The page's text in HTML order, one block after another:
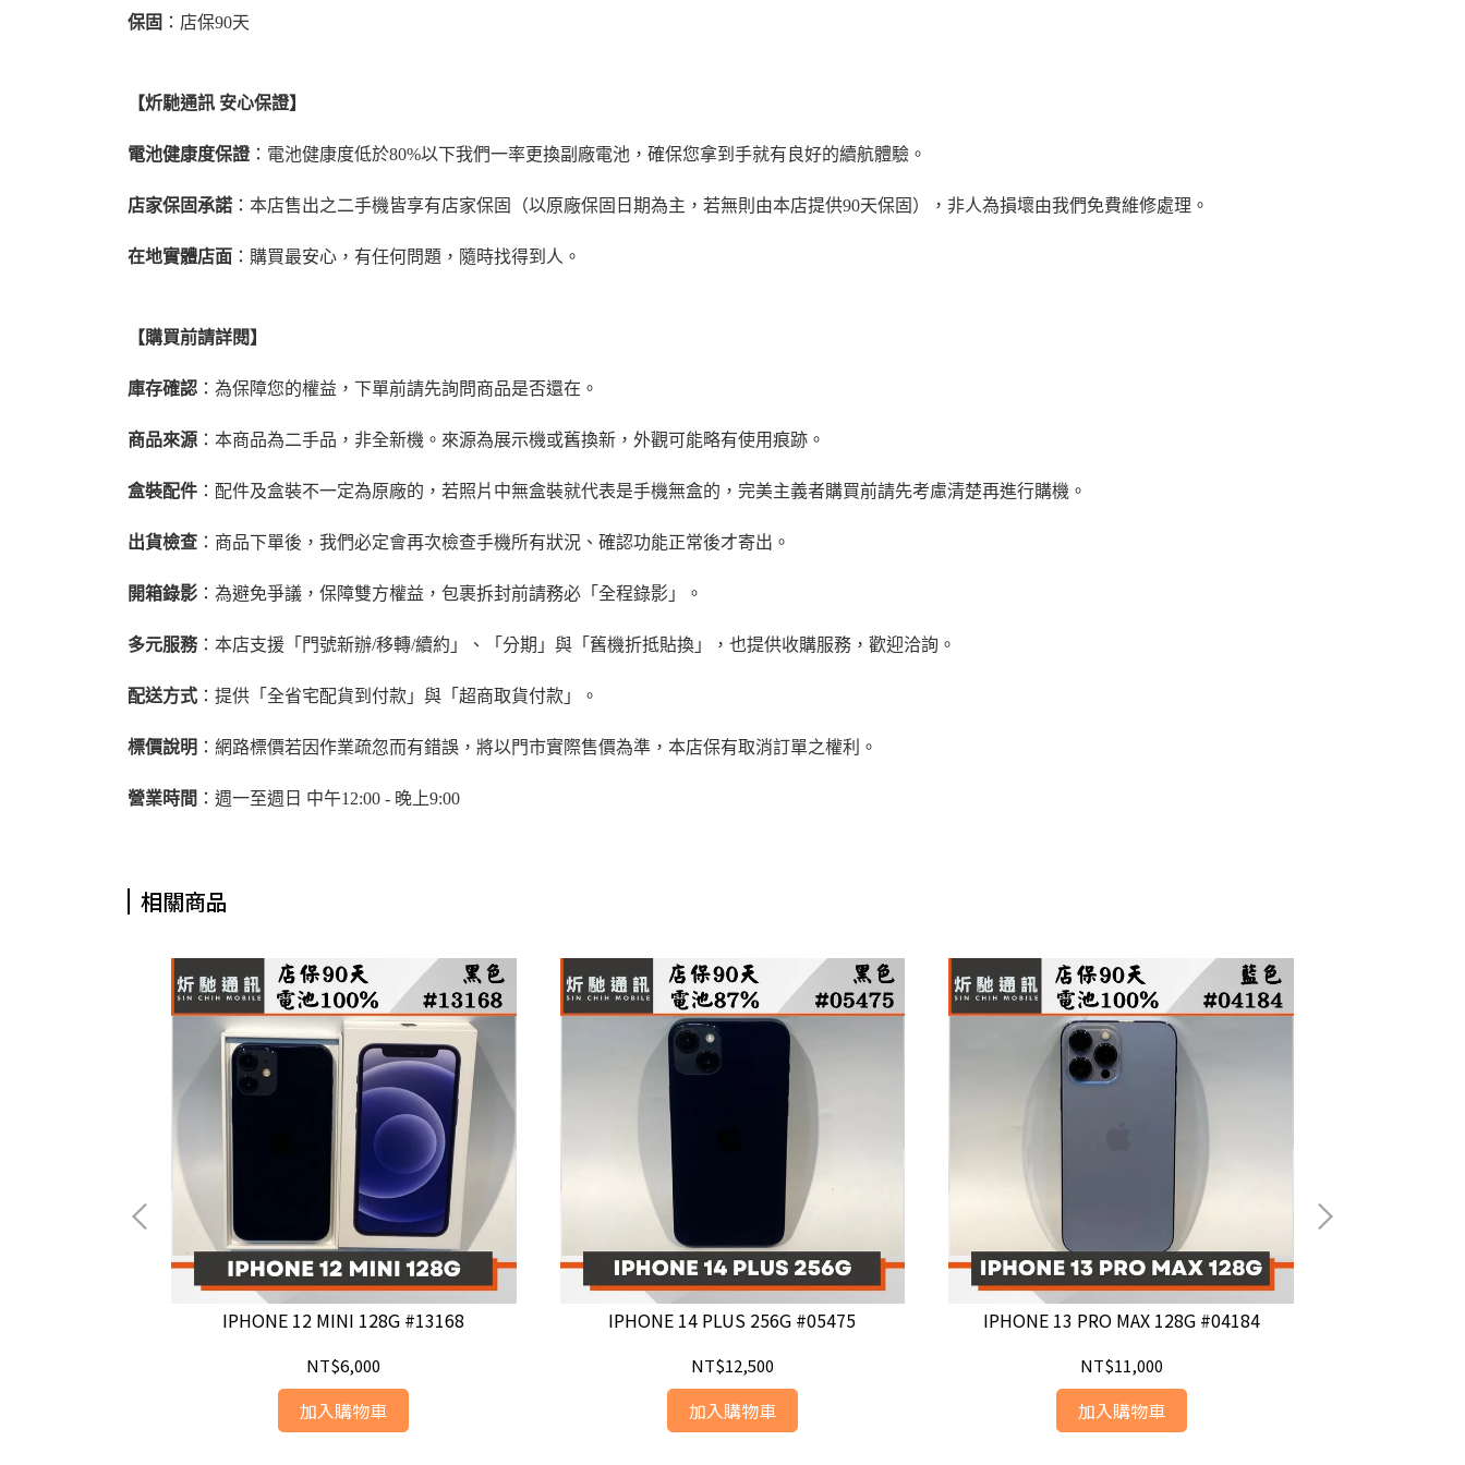
保固 ：店保90天
【炘馳通訊 安心保證】
電池健康度保證 ：電池健康度低於80%以下我們一率更換副廠電池，確保您拿到手就有良好的續航體驗。
店家保固承諾 ：本店售出之二手機皆享有店家保固（以原廠保固日期為主，若無則由本店提供90天保固），非人為損壞由我們免費維修處理。
在地實體店面 ：購買最安心，有任何問題，隨時找得到人。
【購買前請詳閱】
庫存確認 ：為保障您的權益，下單前請先詢問商品是否還在。
商品來源 ：本商品為二手品，非全新機。來源為展示機或舊換新，外觀可能略有使用痕跡。
盒裝配件 ：配件及盒裝不一定為原廠的，若照片中無盒裝就代表是手機無盒的，完美主義者購買前請先考慮清楚再進行購機。
出貨檢查 ：商品下單後，我們必定會再次檢查手機所有狀況、確認功能正常後才寄出。
開箱錄影 ：為避免爭議，保障雙方權益，包裹拆封前請務必「全程錄影」。
多元服務：本店支援「門號新辦/移轉/續約」、「分期」與「舊機折抵貼換」，也提供收購服務，歡迎洽詢。
配送方式 ：提供「全省宅配貨到付款」與「超商取貨付款」。
標價說明 ：網路標價若因作業疏忽而有錯誤，將以門市實際售價為準，本店保有取消訂單之權利。
營業時間 ：週一至週日 中午12:00 - 晚上9:00
相關商品
IPHONE 12 MINI 128G #13168
NT$6,000
加入購物車
IPHONE 14 PLUS 256G #05475
NT$12,500
加入購物車
IPHONE 13 PRO MAX 128G #04184
NT$11,000
加入購物車